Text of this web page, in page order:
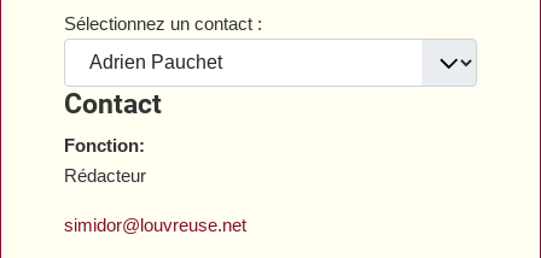
Sélectionnez un contact :
Contact
Fonction:
Rédacteur
simidor@louvreuse.net